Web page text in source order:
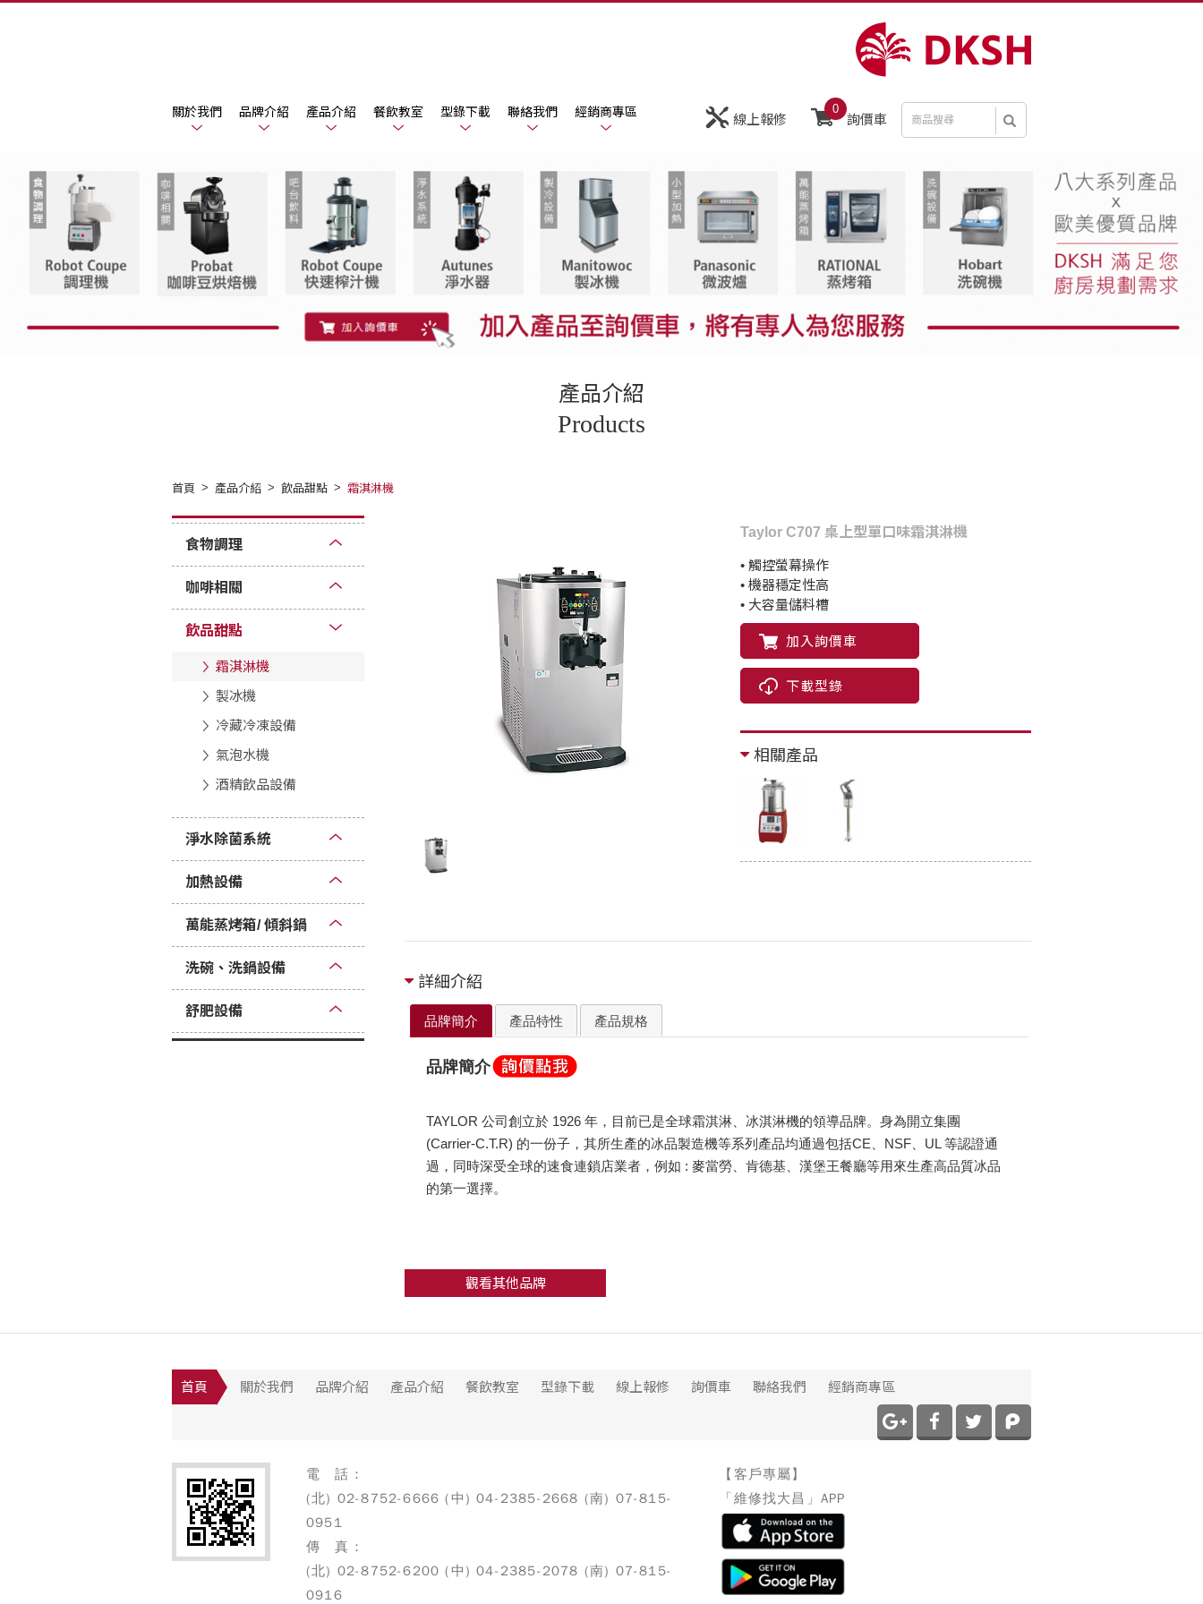
線上報修 詢價車
0
關於我們 品牌介紹 產品介紹 餐飲教室 型錄下載 聯絡我們 經銷商專區
產品介紹
Products
首頁 產品介紹 飲品甜點 霜淇淋機
食物調理
咖啡相關
飲品甜點
霜淇淋機
製冰機
冷藏冷凍設備
氣泡水機
酒精飲品設備
淨水除菌系統
加熱設備
萬能蒸烤箱/ 傾斜鍋
洗碗、洗鍋設備
舒肥設備
Taylor C707 桌上型單口味霜淇淋機
• 觸控螢幕操作
• 機器穩定性高
• 大容量儲料槽
加入詢價車
下載型錄
相關產品
詳細介紹
品牌簡介 產品特性 產品規格
品牌簡介
TAYLOR 公司創立於 1926 年，目前已是全球霜淇淋、冰淇淋機的領導品牌。身為開立集團
(Carrier-C.T.R) 的一份子，其所生產的冰品製造機等系列產品均通過包括CE、NSF、UL 等認證通
過，同時深受全球的速食連鎖店業者，例如 : 麥當勞、肯德基、漢堡王餐廳等用來生產高品質冰品
的第一選擇。
觀看其他品牌
首頁 關於我們 品牌介紹 產品介紹 餐飲教室 型錄下載 線上報修 詢價車 聯絡我們 經銷商專區
電 話：
(北) 02-8752-6666 (中) 04-2385-2668 (南) 07-815-
0951
傳 真：
(北) 02-8752-6200 (中) 04-2385-2078 (南) 07-815-
0916
【客戶專屬】
「維修找大昌」APP